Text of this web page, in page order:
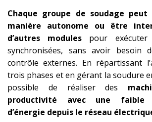
Chaque groupe de soudage
manière autonome ou être
d’autres modules pour exécuter
synchronisées, sans avoir besoin
contrôle externes. En répartissant
trois phases et en gérant la soudure
possible de réaliser des
productivité avec une faible
d’énergie depuis le réseau